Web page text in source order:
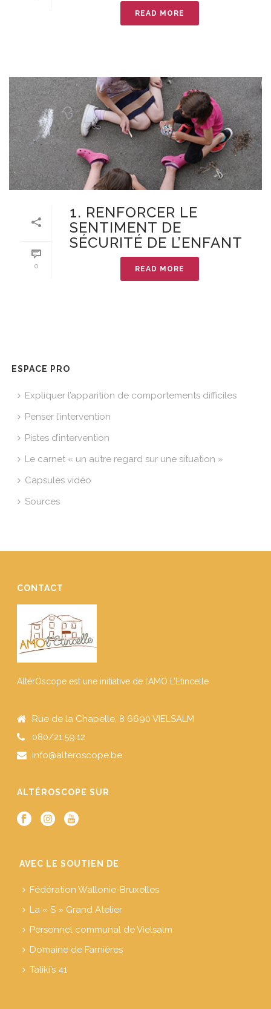
READ MORE
0
1. RENFORCER LE
SENTIMENT DE
SÉCURITÉ DE L’ENFANT
READ MORE
ESPACE PRO
Expliquer l’apparition de comportements difficiles
Penser l’intervention
Pistes d’intervention
Le carnet « un autre regard sur une situation »
Capsules vidéo
Sources
CONTACT
AltérOscope est une initiative de l’AMO L’Etincelle
Rue de la Chapelle, 8 6690 VIELSALM
080/21.59.12
info@alteroscope.be
ALTÉROSCOPE SUR
AVEC LE SOUTIEN DE
Fédération Wallonie-Bruxelles
La « S » Grand Atelier
Personnel communal de Vielsalm
Domaine de Farnières
Taliki’s 41